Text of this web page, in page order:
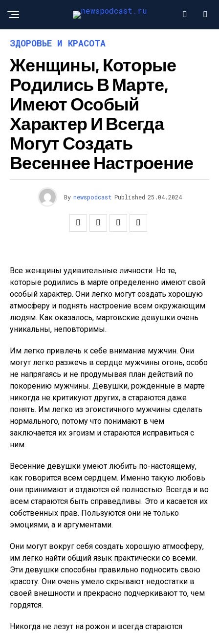
ЗДОРОВЬЕ И КРАСОТА
Женщины, Которые
Родились В Марте,
Имеют Особый
Характер И Всегда
Могут Создать
Весеннее Настроение
By newspodcast Published 25.04.2024
Все женщины удивительные личности. Но те,
которые родились в марте определенно имеют свой
особый характер. Они легко могут создать хорошую
атмосферу и поднять настроение всем окружающим
людям. Как оказалось, мартовские девушки очень
уникальны, неповторимы.
Им легко привлечь к себе внимание мужчин. Они
могут легко разжечь в сердце мужчины огонь, особо
не напрягаясь и не продумывая план действий по
покорению мужчины. Девушки, рожденные в марте
никогда не критикуют других, а стараются даже
понять. Им легко из эгоистичного мужчины сделать
нормального, потому что понимают в чем
заключается их эгоизм и стараются исправиться с
ним.
Весенние девушки умеют любить по-настоящему,
как говорится всем сердцем. Именно такую любовь
они принимают и отдаются ей полностью. Всегда и во
всем стараются быть справедливы. Это и касается их
собственных прав. Пользуются они не только
эмоциями, а и аргументами.
Они могут вокруг себя создать хорошую атмосферу,
им легко найти общий язык практически со всеми.
Эти девушки способны правильно подносить свою
красоту. Они очень умело скрывают недостатки в
своей внешности и прекрасно подчеркивают то, чем
гордятся.
Никогда не лезут на рожон и всегда стараются